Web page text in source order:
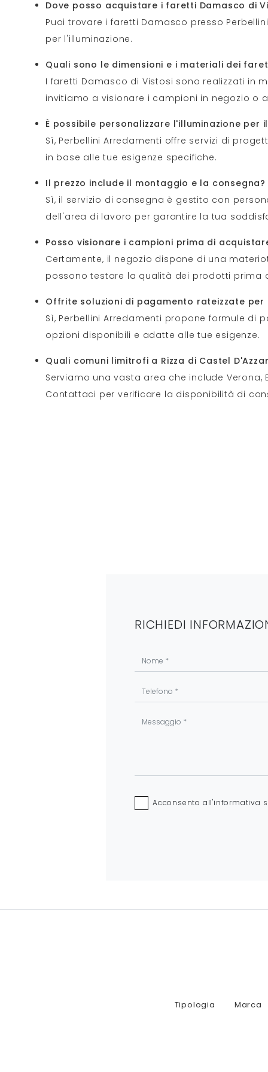
Dove posso acquistare i faretti Damasco di
Puoi trovare i faretti Damasco presso
per l'illuminazione.
Quali sono le dimensioni e i materiali dei
I faretti Damasco di Vistosi sono realizzati in
invitiamo a visionare i campioni in negozio o
È possibile personalizzare l'illuminazione per
Sì, Perbellini Arredamenti offre servizi di
in base alle tue esigenze specifiche.
Il prezzo include il montaggio e la consegna?
Sì, il servizio di consegna è gestito con
dell'area di lavoro per garantire la tua
Posso visionare i campioni prima di
Certamente, il negozio dispone di una
possono testare la qualità dei prodotti prima
Offrite soluzioni di pagamento rateizzate per
Sì, Perbellini Arredamenti propone formule
opzioni disponibili e adatte alle tue esigenze.
Quali comuni limitrofi a Rizza di Castel
Serviamo una vasta area che include Verona,
Contattaci per verificare la disponibilità di
RICHIEDI
Acconsento all'informativa
Tipologia Marca